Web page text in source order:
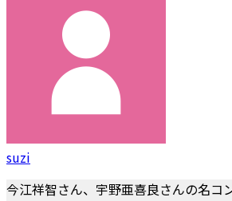
suzi
今江祥智さん、宇野亜喜良さんの名コ